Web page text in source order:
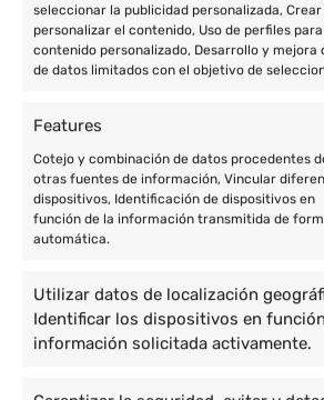
seleccionar la publicidad personalizada,
personalizar el contenido, Uso de perfiles
contenido personalizado, Desarrollo y mejora
de datos limitados con el objetivo de
Features
Cotejo y combinación de datos procedentes
otras fuentes de información, Vincular
dispositivos, Identificación de dispositivos en
función de la información transmitida de
automática.
Utilizar datos de localización
Identificar los dispositivos en
información solicitada activamente.